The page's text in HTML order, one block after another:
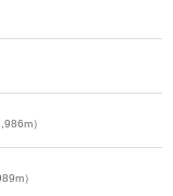
）
）